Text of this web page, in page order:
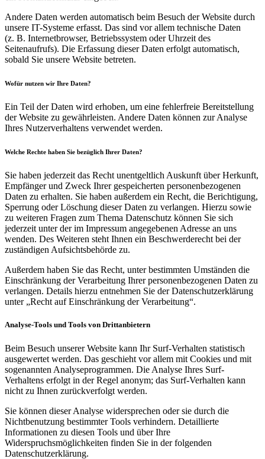
Andere Daten werden automatisch beim Besuch der Website durch
unsere IT-Systeme erfasst. Das sind vor allem technische Daten
(z. B. Internetbrowser, Betriebssystem oder Uhrzeit des
Seitenaufrufs). Die Erfassung dieser Daten erfolgt automatisch,
sobald Sie unsere Website betreten.
Wofür nutzen wir Ihre Daten?
Ein Teil der Daten wird erhoben, um eine fehlerfreie Bereitstellung
der Website zu gewährleisten. Andere Daten können zur Analyse
Ihres Nutzerverhaltens verwendet werden.
Welche Rechte haben Sie bezüglich Ihrer Daten?
Sie haben jederzeit das Recht unentgeltlich Auskunft über Herkunft,
Empfänger und Zweck Ihrer gespeicherten personenbezogenen
Daten zu erhalten. Sie haben außerdem ein Recht, die Berichtigung,
Sperrung oder Löschung dieser Daten zu verlangen. Hierzu sowie
zu weiteren Fragen zum Thema Datenschutz können Sie sich
jederzeit unter der im Impressum angegebenen Adresse an uns
wenden. Des Weiteren steht Ihnen ein Beschwerderecht bei der
zuständigen Aufsichtsbehörde zu.
Außerdem haben Sie das Recht, unter bestimmten Umständen die
Einschränkung der Verarbeitung Ihrer personenbezogenen Daten zu
verlangen. Details hierzu entnehmen Sie der Datenschutzerklärung
unter „Recht auf Einschränkung der Verarbeitung“.
Analyse-Tools und Tools von Drittanbietern
Beim Besuch unserer Website kann Ihr Surf-Verhalten statistisch
ausgewertet werden. Das geschieht vor allem mit Cookies und mit
sogenannten Analyseprogrammen. Die Analyse Ihres Surf-
Verhaltens erfolgt in der Regel anonym; das Surf-Verhalten kann
nicht zu Ihnen zurückverfolgt werden.
Sie können dieser Analyse widersprechen oder sie durch die
Nichtbenutzung bestimmter Tools verhindern. Detaillierte
Informationen zu diesen Tools und über Ihre
Widerspruchsmöglichkeiten finden Sie in der folgenden
Datenschutzerklärung.